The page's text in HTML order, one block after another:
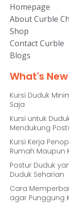
Homepage
About Curble
Shop
Contact Curble
Blogs
What's New
Kursi Duduk
Saja
Kursi untuk
Mendukung
Kursi Kerja
Rumah Maupun
Postur Duduk
Duduk Seharian
Cara
agar Punggung